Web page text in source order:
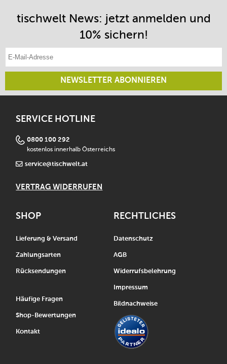
tischwelt News: jetzt anmelden und
10% sichern!
E-Mail-Adresse eintragen
NEWSLETTER ABONNIEREN
SERVICE HOTLINE
0800 100 292
kostenlos innerhalb Österreichs
service@tischwelt.at
VERTRAG WIDERRUFEN
SHOP
Lieferung & Versand
Zahlungsarten
Rücksendungen
Häufige Fragen
Shop-Bewertungen
Kontakt
RECHTLICHES
Datenschutz
AGB
Widerrufsbelehrung
Impressum
Bildnachweise